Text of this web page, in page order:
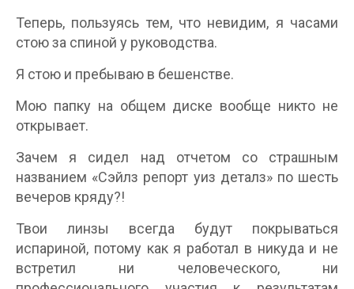
Теперь, пользуясь тем, что невидим, я часами
стою за спиной у руководства.
Я стою и пребываю в бешенстве.
Мою папку на общем диске вообще никто не
открывает.
Зачем я сидел над отчетом со страшным
названием «Сэйлз репорт уиз деталз» по шесть
вечеров кряду?!
Твои линзы всегда будут покрываться
испариной, потому как я работал в никуда и не
встретил ни человеческого, ни